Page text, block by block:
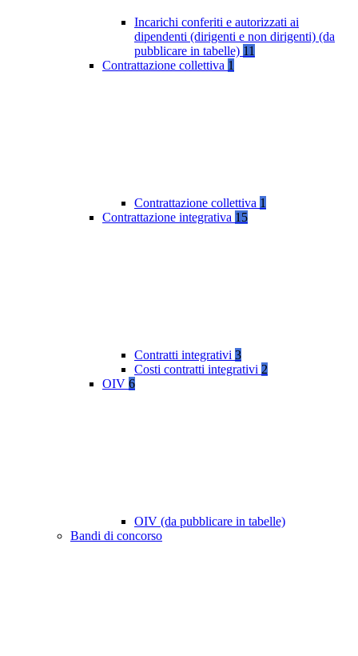
Incarichi conferiti e autorizzati ai
dipendenti (dirigenti e non dirigenti) (da
pubblicare in tabelle) 11
Contrattazione collettiva 1
Contrattazione collettiva 1
Contrattazione integrativa 15
Contratti integrativi 3
Costi contratti integrativi 2
OIV 6
OIV (da pubblicare in tabelle)
Bandi di concorso